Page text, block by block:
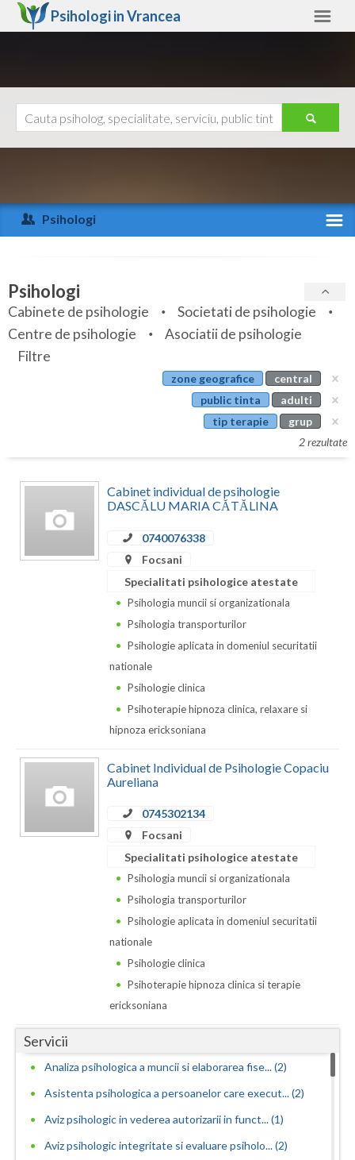
Psihologi inVrancea
Arad
Arges
Bihor
Bistrita-Nasaud
Botosani
Bucuresti
Calarasi
Caras-Severin
Harghita
Mehedinti
Mures
Neamt
Ajutor
Psihologi
Specialitati
Servicii
Articole
Psihologi
Cabinete de psihologie
Societati de psihologie
Centre de psihologie
Asociatii de psihologie
Filtre
zone geografice
central
public tinta
adulti
tip terapie
grup
2 rezultate
Cabinet individual de psihologie
DASCĂLU MARIA CĂTĂLINA
0740076338
Focsani
Specialitati psihologice atestate
Psihologia muncii si organizationala
Psihologia transporturilor
Psihologie aplicata in domeniul securitatii
nationale
Psihologie clinica
Psihoterapie hipnoza clinica, relaxare si
hipnoza ericksoniana
Cabinet Individual de Psihologie Copaciu
Aureliana
0745302134
Focsani
Specialitati psihologice atestate
Psihologia muncii si organizationala
Psihologia transporturilor
Psihologie aplicata in domeniul securitatii
nationale
Psihologie clinica
Psihoterapie hipnoza clinica si terapie
ericksoniana
Servicii
Analiza psihologica a muncii si elaborarea fise... (2)
Asistenta psihologica a persoanelor care execut... (2)
Aviz psihologic in vederea autorizarii in funct... (1)
Aviz psihologic integritate si evaluare psiholo... (2)